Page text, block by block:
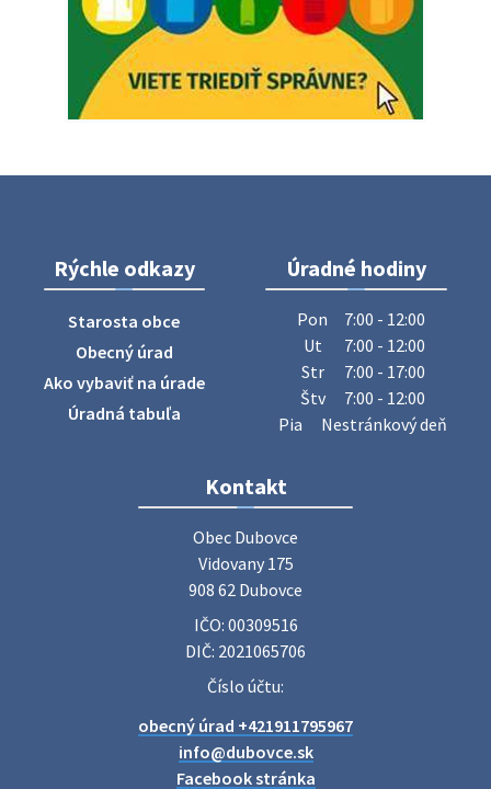
Dnešný zvoz odpadu
Vážený občan, dnes 5. 8. sa zváža komunálny odpad.
5. augusta 2026 05:00
ZBER ŽELEZA
Obecný úrad oznamuje občanom, že v stredu 29. júla 2026
sa v našej obci uskutoční zber železa. Pracovníci Obecného
úradu budú od 8.00 hod. prechádzať obcou a zbierať
železný odpad …
27. júla 2026 06:31
Zájazd do Veľkého Medera
Základná organizácia Únie žien Slovenska Dubovce
srdečne pozýva svoje členky, ich rodinných príslušníkov aj
priateľov na jednodňový zájazd na termálne kúpalisko
Poradne komplexnej pomoci
diskrétne komplexné odborné poradenstvo. Tím
odborníkov Vám pomôžte nájsť riešenie v piatich kľúčových
oblastiach: právo rodina a v…
Rýchle odkazy
Starosta obce
Obecný úrad
Ako vybaviť na úrade
Úradná tabuľa
Úradné hodiny
Pon
7:00 - 12:00
Ut
7:00 - 12:00
Str
7:00 - 17:00
Štv
7:00 - 12:00
Pia
Nestránkový deň
Kontakt
Obec Dubovce
Vidovany 175
908 62 Dubovce
IČO: 00309516
DIČ: 2021065706
Číslo účtu:
obecný úrad +421911795967
info@dubovce.sk
Facebook stránka